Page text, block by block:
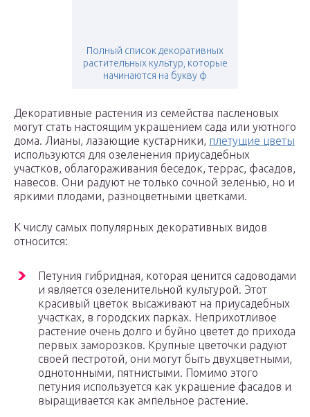
Полный список декоративных
растительных культур, которые
начинаются на букву ф
Декоративные растения из семейства пасленовых
могут стать настоящим украшением сада или уютного
дома. Лианы, лазающие кустарники, плетущие цветы
используются для озеленения приусадебных
участков, облагораживания беседок, террас, фасадов,
навесов. Они радуют не только сочной зеленью, но и
яркими плодами, разноцветными цветками.
К числу самых популярных декоративных видов
относится:
Петуния гибридная, которая ценится садоводами
и является озеленительной культурой. Этот
красивый цветок высаживают на приусадебных
участках, в городских парках. Неприхотливое
растение очень долго и буйно цветет до прихода
первых заморозков. Крупные цветочки радуют
своей пестротой, они могут быть двухцветными,
однотонными, пятнистыми. Помимо этого
петуния используется как украшение фасадов и
выращивается как ампельное растение.